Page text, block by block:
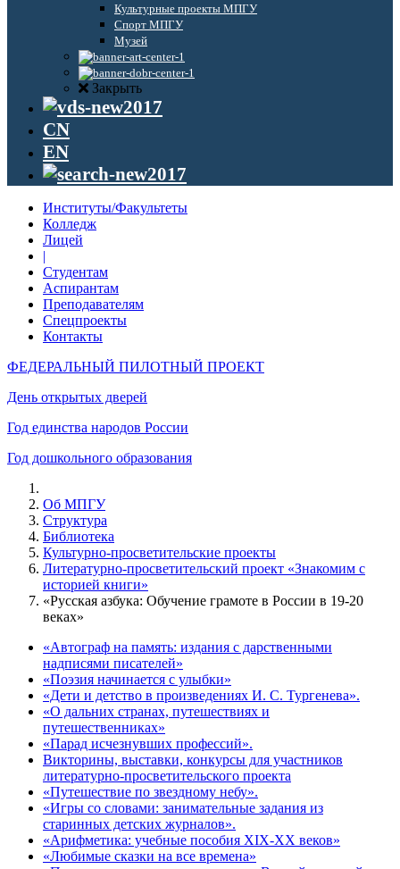
Культурные проекты МПГУ
Спорт МПГУ
Музей
Закрыть
CN
EN
Институты/Факультеты
Колледж
Лицей
|
Студентам
Аспирантам
Преподавателям
Спецпроекты
Контакты
ФЕДЕРАЛЬНЫЙ ПИЛОТНЫЙ ПРОЕКТ
День открытых дверей
Год единства народов России
Год дошкольного образования
Об МПГУ
Структура
Библиотека
Культурно-просветительские проекты
Литературно-просветительский проект «Знакомим с
историей книги»
«Русская азбука: Обучение грамоте в России в 19-20
веках»
«Автограф на память: издания с дарственными
надписями писателей»
«Поэзия начинается с улыбки»
«Дети и детство в произведениях И. С. Тургенева».
«О дальних странах, путешествиях и
путешественниках»
«Парад исчезнувших профессий».
Викторины, выставки, конкурсы для участников
литературно-просветительского проекта
«Путешествие по звездному небу».
«Игры со словами: занимательные задания из
старинных детских журналов».
«Арифметика: учебные пособия XIX-XX веков»
«Любимые сказки на все времена»